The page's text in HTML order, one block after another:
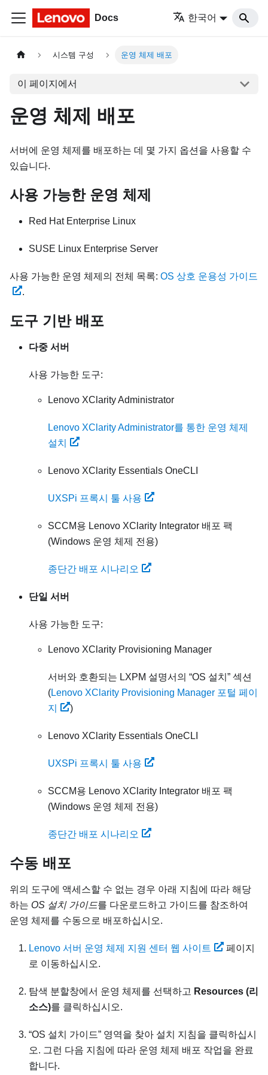
Docs 한국어
시스템 구성 운영 체제 배포
이 페이지에서
운영 체제 배포
서버에 운영 체제를 배포하는 데 몇 가지 옵션을 사용할 수
있습니다.
사용 가능한 운영 체제
Red Hat Enterprise Linux
SUSE Linux Enterprise Server
사용 가능한 운영 체제의 전체 목록: OS 상호 운용성 가이드
.
도구 기반 배포
다중 서버
사용 가능한 도구:
Lenovo XClarity Administrator
Lenovo XClarity Administrator를 통한 운영 체제
설치
Lenovo XClarity Essentials OneCLI
UXSPi 프록시 툴 사용
SCCM용 Lenovo XClarity Integrator 배포 팩
(Windows 운영 체제 전용)
종단간 배포 시나리오
단일 서버
사용 가능한 도구:
Lenovo XClarity Provisioning Manager
서버와 호환되는 LXPM 설명서의 OS 설치
섹션
(Lenovo XClarity Provisioning Manager 포털 페이
지
)
Lenovo XClarity Essentials OneCLI
UXSPi 프록시 툴 사용
SCCM용 Lenovo XClarity Integrator 배포 팩
(Windows 운영 체제 전용)
종단간 배포 시나리오
수동 배포
위의 도구에 액세스할 수 없는 경우 아래 지침에 따라 해당
하는 OS 설치 가이드를 다운로드하고 가이드를 참조하여
운영 체제를 수동으로 배포하십시오.
Lenovo 서버 운영 체제 지원 센터 웹 사이트
페이지
로 이동하십시오.
탐색 분할창에서 운영 체제를 선택하고 Resources (리
소스)를 클릭하십시오.
OS 설치 가이드
영역을 찾아 설치 지침을 클릭하십시
오. 그런 다음 지침에 따라 운영 체제 배포 작업을 완료
합니다.